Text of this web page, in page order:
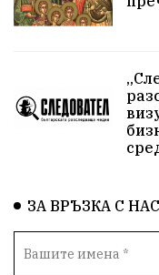
ЗА ВРЪЗКА С НАС